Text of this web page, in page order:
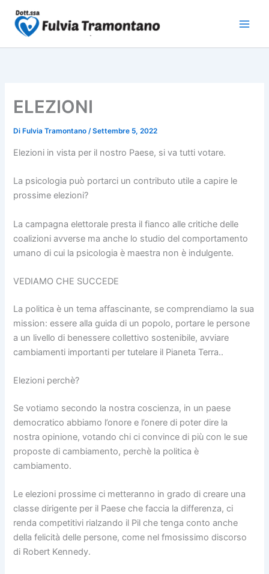
contenuto
ELEZIONI
Di Fulvia Tramontano/Settembre 5, 2022
Elezioni in vista per il nostro Paese, si va tutti votare.
La psicologia può portarci un contributo utile a capire le
prossime elezioni?
La campagna elettorale presta il fianco alle critiche delle
coalizioni avverse ma anche lo studio del comportamento
umano di cui la psicologia è maestra non è indulgente.
VEDIAMO CHE SUCCEDE
La politica è un tema affascinante, se comprendiamo la sua
mission: essere alla guida di un popolo, portare le persone
a un livello di benessere collettivo sostenibile, avviare
cambiamenti importanti per tutelare il Pianeta Terra..
Elezioni perchè?
Se votiamo secondo la nostra coscienza, in un paese
democratico abbiamo l’onore e l’onere di poter dire la
nostra opinione, votando chi ci convince di più con le sue
proposte di cambiamento, perchè la politica è
cambiamento.
Le elezioni prossime ci metteranno in grado di creare una
classe dirigente per il Paese che faccia la differenza, ci
renda competitivi rialzando il Pil che tenga conto anche
della felicità delle persone, come nel fmosissimo discorso
di Robert Kennedy.